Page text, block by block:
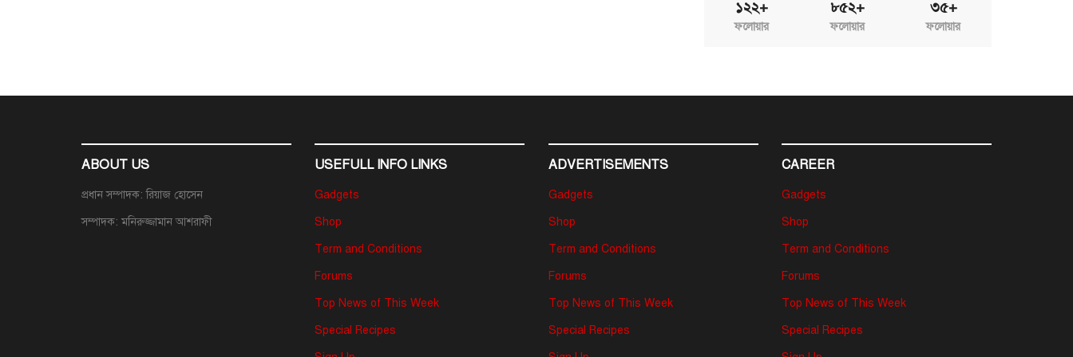
১২২+
ফলোয়ার
৮৫২+
ফলোয়ার
৩৫+
ফলোয়ার
ABOUT US
প্রধান সম্পাদক: রিয়াজ হোসেন
সম্পাদক: মনিরুজ্জামান আশরাফী
USEFULL INFO LINKS
Gadgets
Shop
Term and Conditions
Forums
Top News of This Week
Special Recipes
ADVERTISEMENTS
Gadgets
Shop
Term and Conditions
Forums
Top News of This Week
Special Recipes
CAREER
Gadgets
Shop
Term and Conditions
Forums
Top News of This Week
Special Recipes